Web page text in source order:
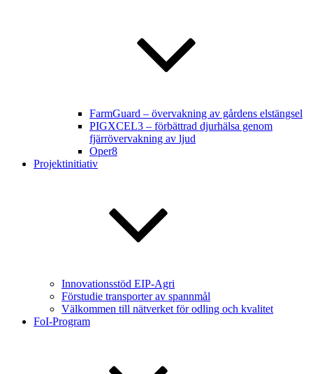
FarmGuard – övervakning av gårdens elstängsel
PIGXCEL3 – förbättrad djurhälsa genom
fjärrövervakning av ljud
Oper8
Projektinitiativ
Innovationsstöd EIP-Agri
Förstudie transporter av spannmål
Välkommen till nätverket för odling och kvalitet
FoI-Program